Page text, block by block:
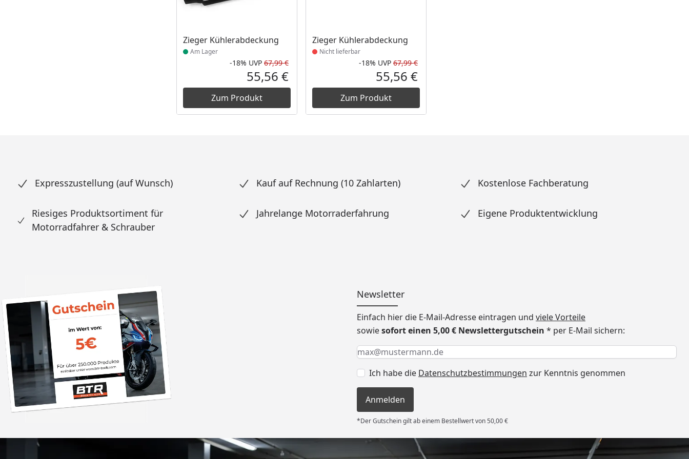
Zieger Kühlerabdeckung
Produkt am Lager
Am Lager
Rabatt in Prozent
-18%
Ursprünglicher Preis
UVP 67,99 €
Aktueller Preis
55,56 €
Zum Produkt
Zieger Kühlerabdeckung
Produkt nicht lieferbar
Nicht lieferbar
Rabatt in Prozent
-18%
Ursprünglicher Preis
UVP 67,99 €
Aktueller Preis
55,56 €
Zum Produkt
Expresszustellung (auf Wunsch) Kauf auf Rechnung (10 Zahlarten) Kostenlose Fachberatung
Riesiges Produktsortiment für
Motorradfahrer & Schrauber
Jahrelange Motorraderfahrung Eigene Produktentwicklung
Newsletter
Einfach hier die E-Mail-Adresse eintragen und viele Vorteile
sowiesofort einen 5,00 € Newslettergutschein * per E-Mail sichern:
Keine Eingabe erforderlich
Eingabe erforderlich
E-Mail *
Ich habe die Datenschutzbestimmungen zur Kenntnis genommen
Anmelden
*Der Gutschein gilt ab einem Bestellwert von 50,00 €